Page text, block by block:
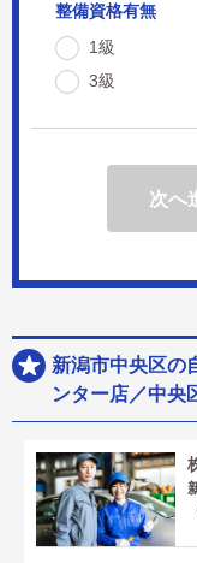
整備資格有無
1級
3級
次へ
新潟市中央区の
ンター店／中央